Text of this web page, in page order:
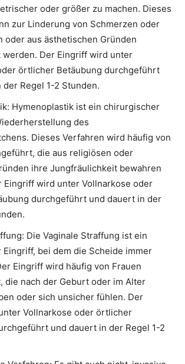
oder größer zu machen. Dieses
zur Linderung von Schmerzen oder
oder aus ästhetischen Gründen
Der Eingriff wird unter
örtlicher Betäubung durchgeführt
Regel 1-2 Stunden.
Hymenoplastik ist ein chirurgischer
des
Dieses Verfahren wird häufig von
die aus religiösen oder
ihre Jungfräulichkeit bewahren
Eingriff wird unter Vollnarkose oder
durchgeführt und dauert in der
Die Vaginale Straffung ist ein
bei dem die Scheide immer
Eingriff wird häufig von Frauen
die nach der Geburt oder im Alter
oder sich unsicher fühlen. Der
Vollnarkose oder örtlicher
und dauert in der Regel 1-2